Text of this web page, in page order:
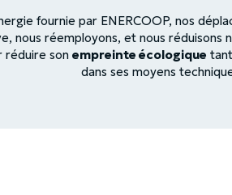
fournie par ENERCOOP, nos
nous réemployons, et nous réduisons
réduire son empreinte écologique
dans ses moyens